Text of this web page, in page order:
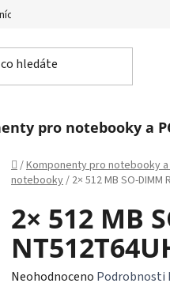
údajů
pro notebooky a
Domů
/Komponenty pro notebooky a
notebooky/ 2× 512 MB SO-DIMM
2× 512 MB
Průměrné
Neohodnoceno Podrobnosti